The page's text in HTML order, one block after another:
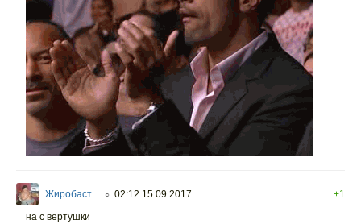
Жиробаст ○ 02:12 15.09.2017
+1
на с вертушки